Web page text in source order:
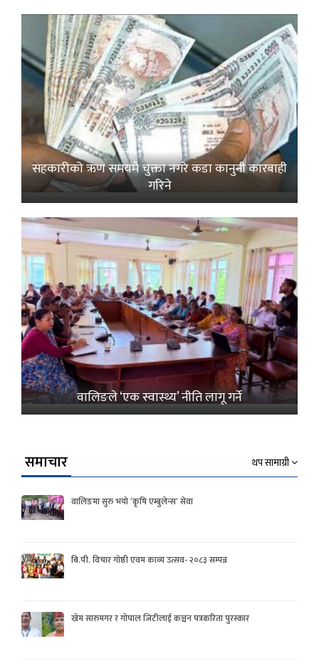
सहकारीको ऋण समयमै चुक्ता नगरे कडा कानुनी कारबाही
गरिने
वालिङले ‘एक स्वास्थ्य’ नीति लागू गर्ने
समाचार थप सामाग्री
वालिङमा सुरु भयो ‘कृषि एम्बुलेन्स’ सेवा
बि.पी. विचार गोष्ठी एवम काव्य उत्सव- २०८३ सम्पन्न
खेम सारुमगर र गोपाल जिटीलाई कञ्चन पत्रकरिता पुरस्कार